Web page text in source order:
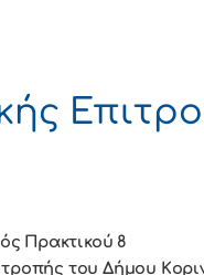
Πρακτικού 8
τoυ Δήμoυ